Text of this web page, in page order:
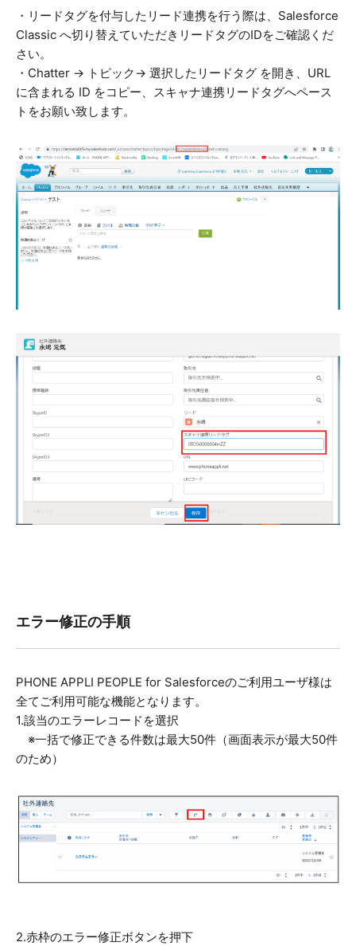
・リードタグを付与したリード連携を行う際は、Salesforce
Classic へ切り替えていただきリードタグのIDをご確認くだ
さい。
・Chatter → トピック→ 選択したリードタグ を開き、URL
に含まれる ID をコピー、スキャナ連携リードタグへペース
トをお願い致します。
エラー修正の手順
PHONE APPLI PEOPLE for Salesforceのご利用ユーザ様は
全てご利用可能な機能となります。
1.該当のエラーレコードを選択
※一括で修正できる件数は最大50件（画面表示が最大50件
のため）
2.赤枠のエラー修正ボタンを押下